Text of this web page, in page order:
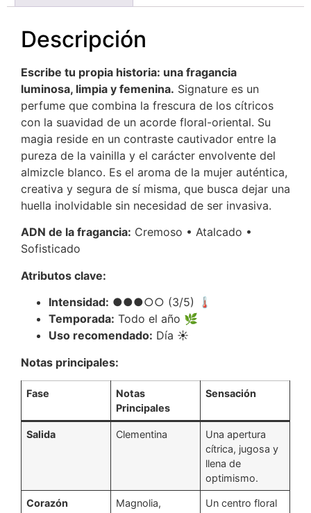
Descripción
Escribe tu propia historia: una fragancia
luminosa, limpia y femenina. Signature es un
perfume que combina la frescura de los cítricos
con la suavidad de un acorde floral-oriental. Su
magia reside en un contraste cautivador entre la
pureza de la vainilla y el carácter envolvente del
almizcle blanco. Es el aroma de la mujer auténtica,
creativa y segura de sí misma, que busca dejar una
huella inolvidable sin necesidad de ser invasiva.
ADN de la fragancia: Cremoso • Atalcado •
Sofisticado
Atributos clave:
Intensidad: ●●●○○ (3/5) 🌡️
Temporada: Todo el año 🌿
Uso recomendado: Día ☀️
Notas principales:
Fase
Notas
Principales
Sensación
Salida Clementina
Una apertura
cítrica, jugosa y
llena de
optimismo.
Corazón
Magnolia,
Un centro floral